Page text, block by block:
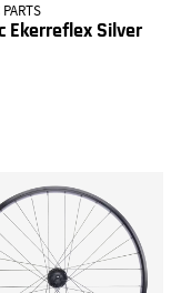
Ekerreflex Silver